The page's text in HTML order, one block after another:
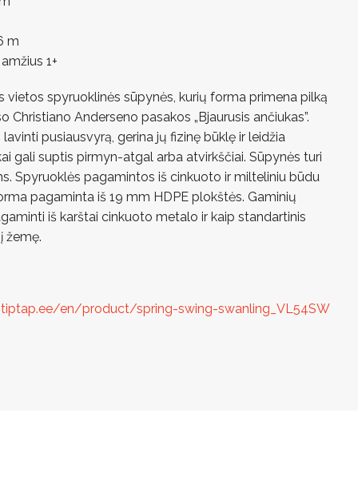
m
1+
vietos spyruoklinės sūpynės, kurių forma primena pilką
Christiano Anderseno pasakos „Bjaurusis ančiukas”.
pusiausvyrą, gerina jų fizinę būklę ir leidžia
gali suptis pirmyn-atgal arba atvirkščiai. Sūpynės turi
Spyruoklės pagamintos iš cinkuoto ir milteliniu būdu
pagaminta iš 19 mm HDPE plokštės. Gaminių
iš karštai cinkuoto metalo ir kaip standartinis
žemę.
en/product/spring-swing-swanling_VL54SW